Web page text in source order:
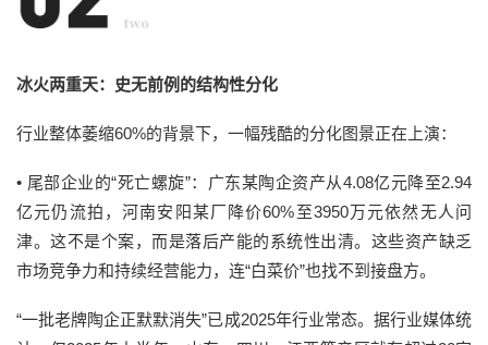
冰火两重天：史无前例的结构性分化
行业整体萎缩60%的背景下，一幅残酷的分化图景正在上演：
• 尾部企业的“死亡螺旋”： 广东某陶企资产从4.08亿元降至2.94
亿元仍流拍，河南安阳某厂降价60%至3950万元依然无人问
津。这不是个案，而是落后产能的系统性出清。这些资产缺乏
市场竞争力和持续经营能力，连“白菜价”也找不到接盘方。
“一批老牌陶企正默默消失”已成2025年行业常态。据行业媒体统